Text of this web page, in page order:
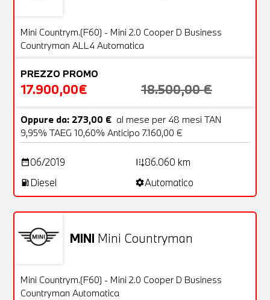
OFFERTA
Mini Countrym.(F60) - Mini 2.0 Cooper D Business
Countryman ALL4 Automatica
PREZZO PROMO
17.900,00€ 18.500,00 €
Oppure da: 273,00 € al mese per 48 mesi TAN
9,95% TAEG 10,60% Anticipo 7.160,00 €
date_range06/2019 add_road86.060 km
local_gas_station Diesel settingsAutomatico
MINI Mini Countryman
OFFERTA
Mini Countrym.(F60) - Mini 2.0 Cooper D Business
Countryman Automatica